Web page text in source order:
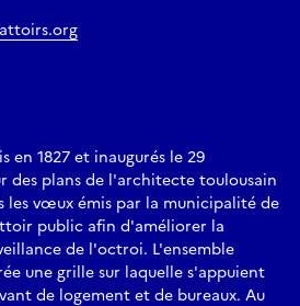
en 1827 et inaugurés le 29
des plans de l'architecte toulousain
les vœux émis par la municipalité de
public afin d'améliorer la
de l'octroi. L'ensemble
une grille sur laquelle s'appuient
de logement et de bureaux. Au